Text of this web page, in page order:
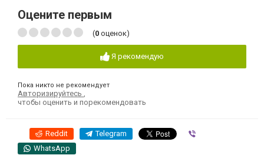
Оцените первым
(0 оценок)
Я рекомендую
Пока никто не рекомендует
Авторизируйтесь ,
чтобы оценить и порекомендовать
Reddit Telegram
WhatsApp